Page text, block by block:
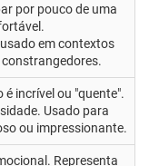
por pouco de uma
em contextos
é incrível ou "quente".
Usado para
ou impressionante.
Representa